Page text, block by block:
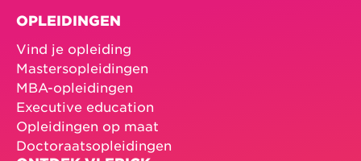
OPLEIDINGEN
Vind je opleiding
Mastersopleidingen
MBA-opleidingen
Executive education
Opleidingen op maat
Doctoraatsopleidingen